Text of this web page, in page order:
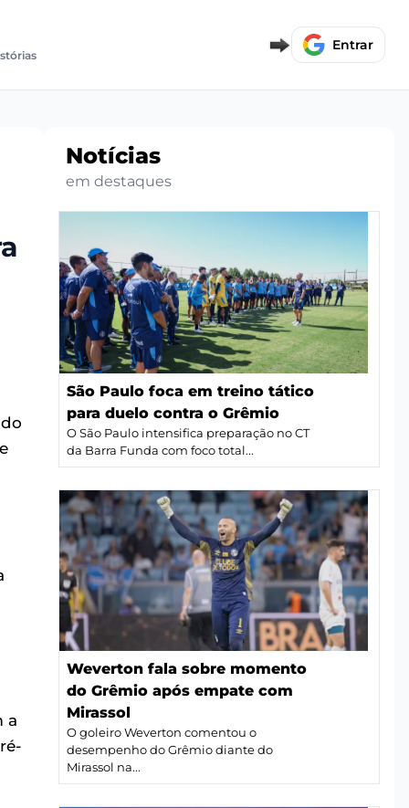
Entrar
a
Notícias
em destaques
São Paulo foca em treino tático
para duelo contra o Grêmio
O São Paulo intensifica preparação no CT
da Barra Funda com foco total...
Weverton fala sobre momento
do Grêmio após empate com
Mirassol
O goleiro Weverton comentou o
desempenho do Grêmio diante do
Mirassol na...